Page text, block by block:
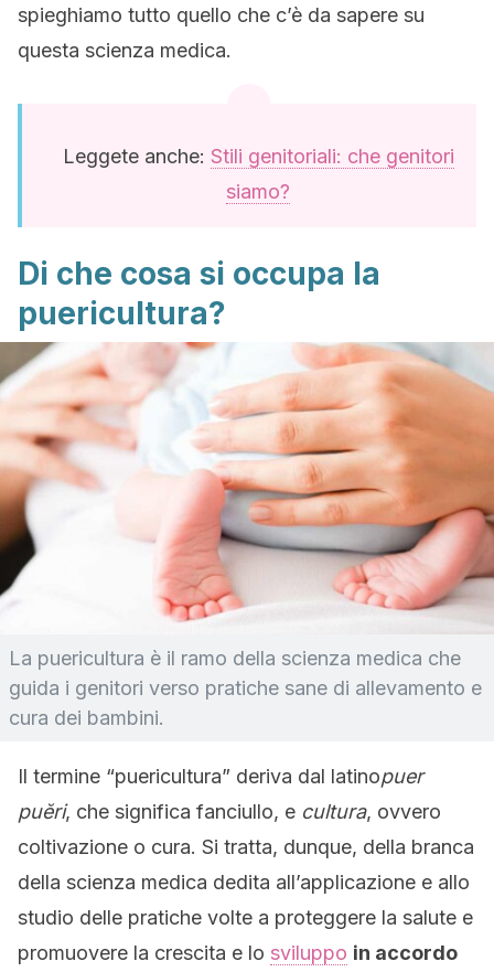
spieghiamo tutto quello che c’è da sapere su
questa scienza medica.
Leggete anche: Stili genitoriali: che genitori
siamo?
Di che cosa si occupa la
puericultura?
La puericultura è il ramo della scienza medica che
guida i genitori verso pratiche sane di allevamento e
cura dei bambini.
Il termine “puericultura” deriva dal latinopuer
puĕri, che significa fanciullo, e cultura, ovvero
coltivazione o cura. Si tratta, dunque, della branca
della scienza medica dedita all’applicazione e allo
studio delle pratiche volte a proteggere la salute e
promuovere la crescita e lo sviluppo in accordo